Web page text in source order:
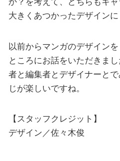
大きくあつかったデザインに
以前からマンガのデザイン
ところにお話をいただきま
者と編集者とデザイナーと
じが楽しいですね。
【スタッフクレジット】
デザイン／佐々木俊